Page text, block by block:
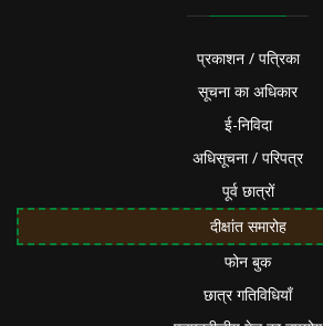
प्रकाशन / पत्रिका
सूचना का अधिकार
ई-निविदा
अधिसूचना / परिपत्र
पूर्व छात्रों
दीक्षांत समारोह
फोन बुक
छात्र गतिविधियाँ